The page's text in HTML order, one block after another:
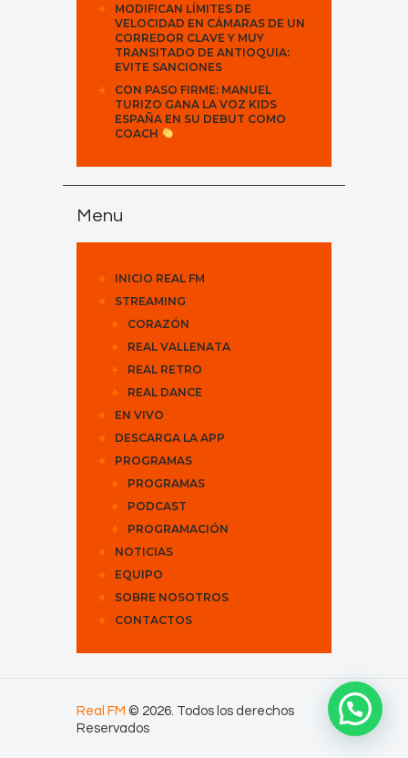
MODIFICAN LÍMITES DE
VELOCIDAD EN CÁMARAS DE UN
CORREDOR CLAVE Y MUY
TRANSITADO DE ANTIOQUIA:
EVITE SANCIONES
CON PASO FIRME: MANUEL
TURIZO GANA LA VOZ KIDS
ESPAÑA EN SU DEBUT COMO
COACH
Menu
INICIO REAL FM
STREAMING
CORAZÓN
REAL VALLENATA
REAL RETRO
REAL DANCE
EN VIVO
DESCARGA LA APP
PROGRAMAS
PROGRAMAS
PODCAST
PROGRAMACIÓN
NOTICIAS
EQUIPO
SOBRE NOSOTROS
CONTACTOS
Real FM © 2026. Todos los derechos
Reservados